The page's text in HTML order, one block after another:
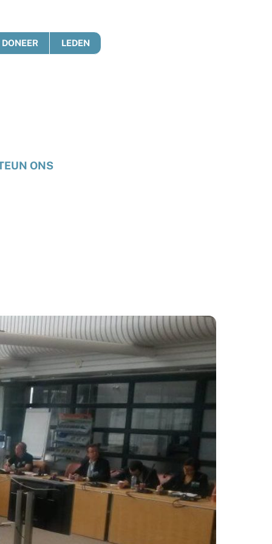
DONEER LEDEN
ONS